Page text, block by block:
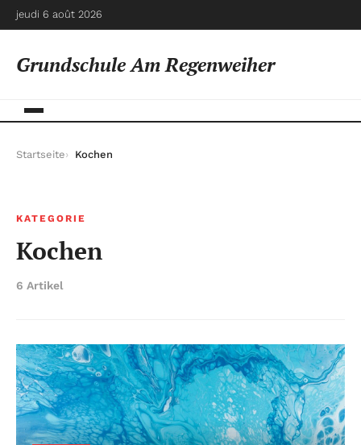
jeudi 6 août 2026
Grundschule Am Regenweiher
Startseite Kochen
KATEGORIE
Kochen
6 Artikel